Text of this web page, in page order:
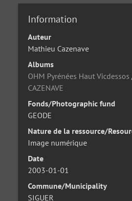
Information
Auteur
Mathieu Cazenave
Albums
OHM Pyrénées Haut Vicdessos
CAZENAVE
Fonds/Photographic fund
GEODE
Nature de la ressource/
Image numérique
Date
2003-01-01
Commune/Municipality
SIGUER